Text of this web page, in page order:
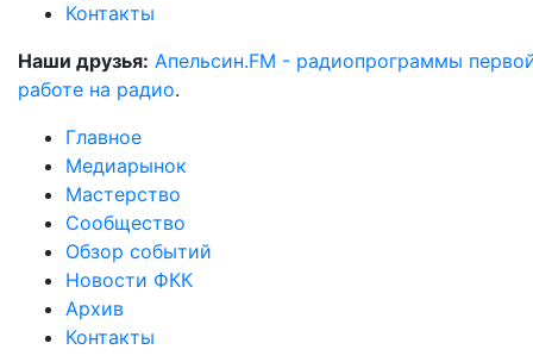
Контакты
Наши друзья: Апельсин.FM - радиопрограммы
работе на радио.
Главное
Медиарынок
Мастерство
Сообщество
Обзор событий
Новости ФКК
Архив
Контакты